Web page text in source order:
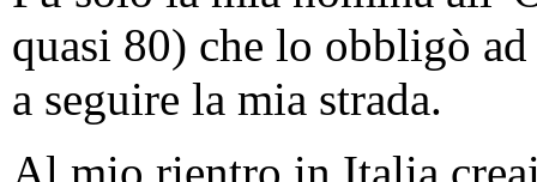
quasi 80) che lo obbligò
a seguire la mia strada.
Al mio rientro in Italia